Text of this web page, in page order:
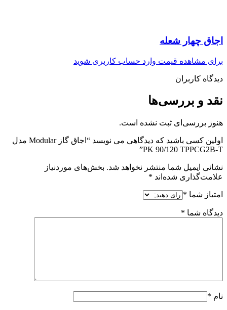
اجاق چهار شعله
برای مشاهده قیمت وارد حساب کاربری شوید
دیدگاه کاربران
نقد و بررسی‌ها
هنوز بررسی‌ای ثبت نشده است.
اولین کسی باشید که دیدگاهی می نویسد “اجاق گاز Modular مدل
PK 90/120 TPPCG2B-T”
نشانی ایمیل شما منتشر نخواهد شد. بخش‌های موردنیاز
علامت‌گذاری شده‌اند *
امتیاز شما *
دیدگاه شما *
نام *